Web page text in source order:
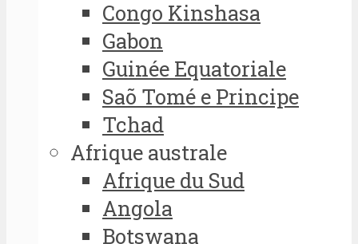
Congo Kinshasa
Gabon
Guinée Equatoriale
Saõ Tomé e Principe
Tchad
Afrique australe
Afrique du Sud
Angola
Botswana